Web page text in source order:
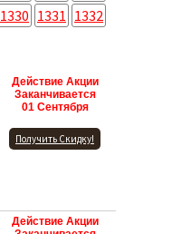
1330 1331 1332
Действие Акции
Заканчивается
01 Сентября
Получить Скидку!
Действие Акции